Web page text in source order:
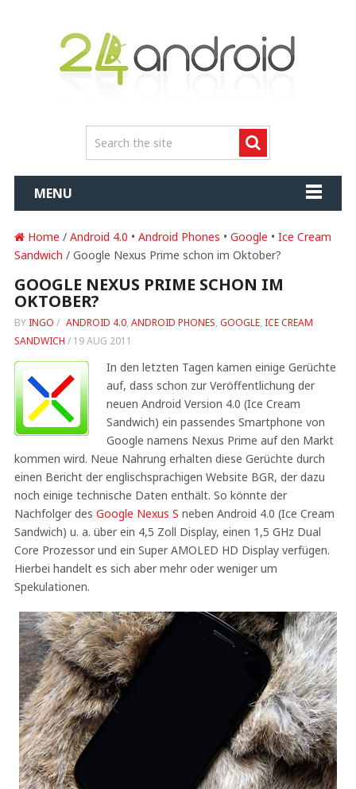
MENU
Home / Android 4.0 • Android Phones • Google • Ice Cream
Sandwich / Google Nexus Prime schon im Oktober?
GOOGLE NEXUS PRIME SCHON IM
OKTOBER?
BY INGO / ANDROID 4.0, ANDROID PHONES, GOOGLE, ICE CREAM
SANDWICH / 19 AUG 2011
In den letzten Tagen kamen einige Gerüchte
auf, dass schon zur Veröffentlichung der
neuen Android Version 4.0 (Ice Cream
Sandwich) ein passendes Smartphone von
Google namens Nexus Prime auf den Markt
kommen wird. Neue Nahrung erhalten diese Gerüchte durch
einen Bericht der englischsprachigen Website BGR, der dazu
noch einige technische Daten enthält. So könnte der
Nachfolger des Google Nexus S neben Android 4.0 (Ice Cream
Sandwich) u. a. über ein 4,5 Zoll Display, einen 1,5 GHz Dual
Core Prozessor und ein Super AMOLED HD Display verfügen.
Hierbei handelt es sich aber mehr oder weniger um
Spekulationen.